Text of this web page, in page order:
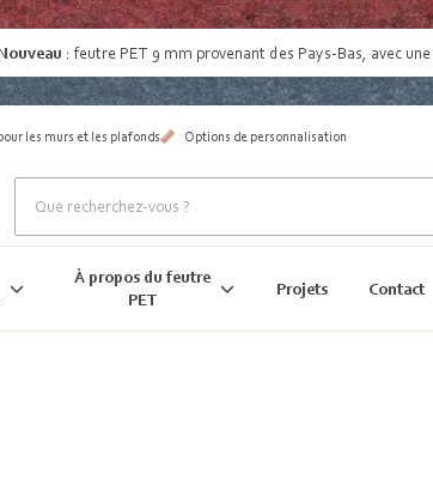
:feutre PET 9 mm provenant des Pays-Bas , avec
les murs et les plafonds Options de personnalisation
À propos du feutre
PET
Projets Contact